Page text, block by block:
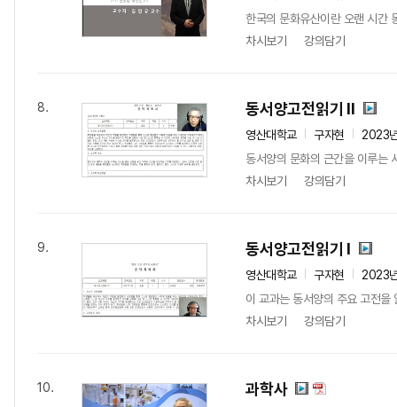
한국의 문화유산이란 오랜 시간
차시보기
강의담기
8. 동서양고전읽기 II
영산대학교 구자현
2023
동서양의 문화의 근간을 이루는
차시보기
강의담기
9. 동서양고전읽기 I
영산대학교 구자현
2023
이 교과는 동서양의 주요 고전을
차시보기
강의담기
10. 과학사